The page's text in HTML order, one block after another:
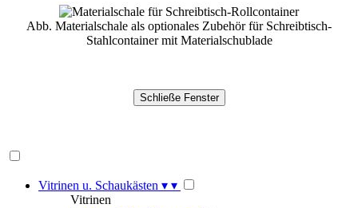
Abb. Materialschale als optionales Zubehör für Schreibtisch-
Stahlcontainer mit Materialschublade
Vitrinen u. Schaukästen ▾ ▾
Vitrinen